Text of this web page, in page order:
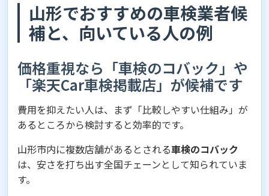
山形でおすすめの車検業者候
補と、向いている人の例
価格重視なら「車検のコバック」や
「楽天Car車検掲載店」が候補です
費用を抑えたい人は、まず「比較しやすい仕組み」が
あるところから検討すると効率的です。
山形市内に複数店舗があるとされる車検のコバック
は、安さを打ち出す全国チェーンとして知られていま
す。